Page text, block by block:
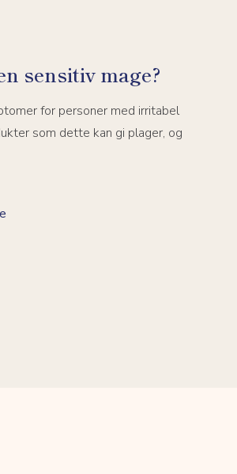
sensitiv mage?
for personer med irritabel
som dette kan gi plager, og